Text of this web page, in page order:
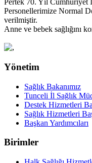
Pertek 70. Yıl Cumhuriyet
Personellerimize Normal
verilmiştir.
Anne ve bebek sağlığını
Yönetim
Sağlık Bakanımız
Tunceli İl Sağlık
Destek Hizmetleri
Sağlık Hizmetleri
Başkan Yardımcıları
Birimler